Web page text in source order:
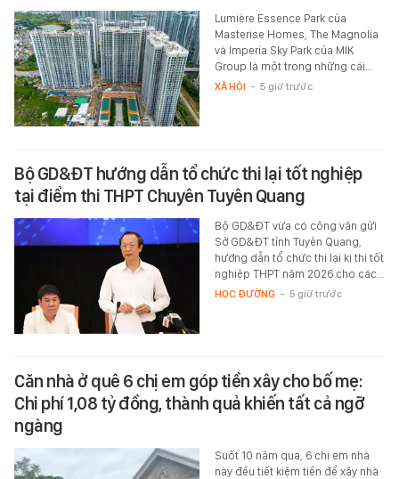
Lumière Essence Park của
Masterise Homes, The Magnolia
và Imperia Sky Park của MIK
Group là một trong những cái…
XÃ HỘI - 5 giờ trước
Bộ GD&ĐT hướng dẫn tổ chức thi lại tốt nghiệp
tại điểm thi THPT Chuyên Tuyên Quang
Bộ GD&ĐT vừa có công văn gửi
Sở GD&ĐT tỉnh Tuyên Quang,
hướng dẫn tổ chức thi lại kì thi tốt
nghiệp THPT năm 2026 cho các…
HỌC ĐƯỜNG - 5 giờ trước
Căn nhà ở quê 6 chị em góp tiền xây cho bố mẹ:
Chi phí 1,08 tỷ đồng, thành quả khiến tất cả ngỡ
ngàng
Suốt 10 năm qua, 6 chị em nhà
này đều tiết kiệm tiền để xây nhà